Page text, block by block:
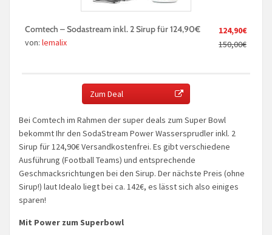
124,90€
150,00€
Comtech – Sodastream inkl. 2 Sirup für 124,90€
von: lemalix
Zum Deal
Bei Comtech im Rahmen der super deals zum Super Bowl
bekommt Ihr den SodaStream Power Wassersprudler inkl. 2
Sirup für 124,90€ Versandkostenfrei. Es gibt verschiedene
Ausführung (Football Teams) und entsprechende
Geschmacksrichtungen bei den Sirup. Der nächste Preis (ohne
Sirup!) laut Idealo liegt bei ca. 142€, es lässt sich also einiges
sparen!
Mit Power zum Superbowl